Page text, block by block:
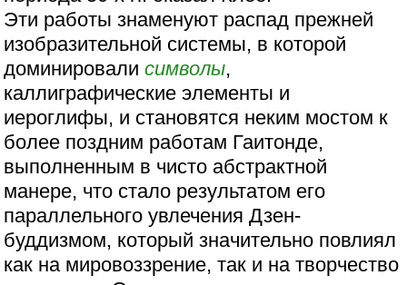
Эти работы знаменуют распад прежней
изобразительной системы, в которой
доминировалисимволы,
каллиграфические элементы и
иероглифы, и становятся неким мостом к
более поздним работам Гаитонде,
выполненным в чисто абстрактной
манере, что стало результатом его
параллельного увлечения Дзен-
буддизмом, который значительно повлиял
как на мировоззрение, так и на творчество